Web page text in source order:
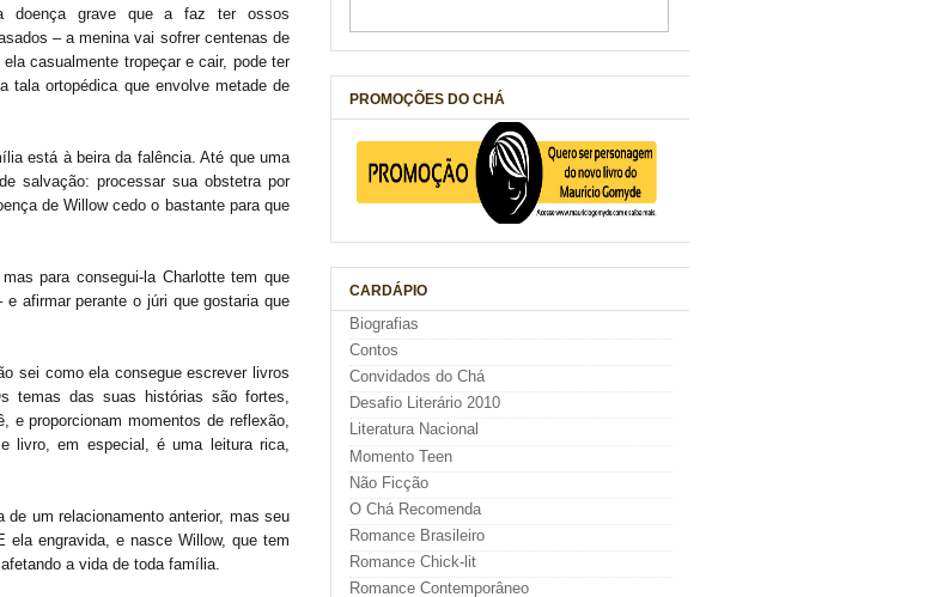
doença grave que a faz ter ossos
– a menina vai sofrer centenas de
casualmente tropeçar e cair, pode ter
tala ortopédica que envolve metade de
está à beira da falência. Até que uma
salvação: processar sua obstetra por
de Willow cedo o bastante para que
para consegui-la Charlotte tem que
afirmar perante o júri que gostaria que
sei como ela consegue escrever livros
temas das suas histórias são fortes,
e proporcionam momentos de reflexão,
em especial, é uma leitura rica,
um relacionamento anterior, mas seu
engravida, e nasce Willow, que tem
a vida de toda família.
PROMOÇÕES DO CHÁ
CARDÁPIO
Biografias
Contos
Convidados do Chá
Desafio Literário 2010
Literatura Nacional
Momento Teen
Não Ficção
O Chá Recomenda
Romance Brasileiro
Romance Chick-lit
Romance Contemporâneo